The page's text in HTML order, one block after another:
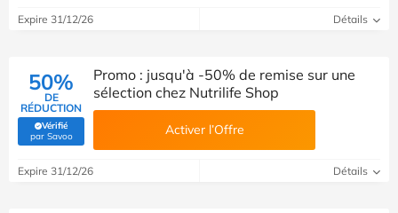
Expire 31/12/26 Détails
50%
DE
RÉDUCTION
Vérifié
par Savoo(Vérifié par Savoo)
Promo : jusqu'à -50% de remise sur une
sélection chez Nutrilife Shop
Activer l’Offre
Expire 31/12/26 Détails